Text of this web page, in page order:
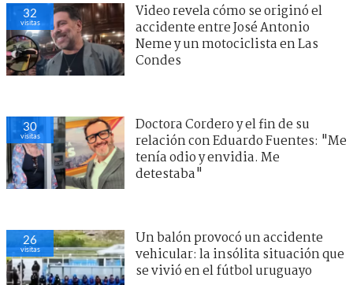
32
visitas
Video revela cómo se originó el
accidente entre José Antonio
Neme y un motociclista en Las
Condes
30
visitas
Doctora Cordero y el fin de su
relación con Eduardo Fuentes: "Me
tenía odio y envidia. Me
detestaba"
26
visitas
Un balón provocó un accidente
vehicular: la insólita situación que
se vivió en el fútbol uruguayo